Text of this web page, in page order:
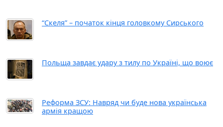
“Скеля” – початок кінця головкому Сирського
Польща завдає удару з тилу по Україні, що воює
Реформа ЗСУ: Навряд чи буде нова українська
армія кращою